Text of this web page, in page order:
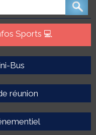
Sports 💻
Bus
réunion